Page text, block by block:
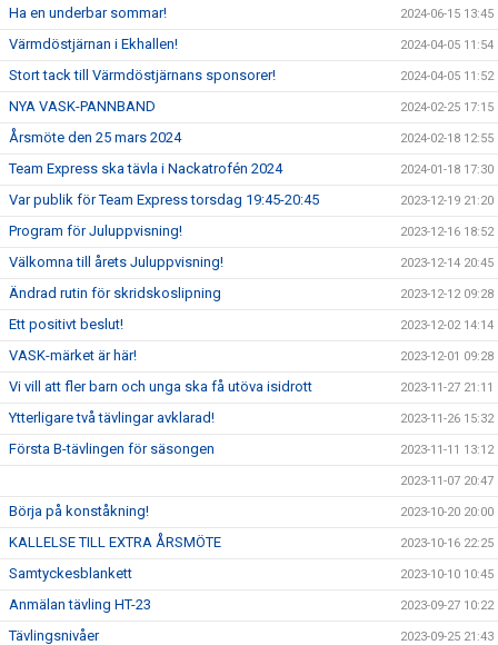
Ha en underbar sommar! 2024-06-15 13:45
Värmdöstjärnan i Ekhallen! 2024-04-05 11:54
Stort tack till Värmdöstjärnans sponsorer! 2024-04-05 11:52
NYA VASK-PANNBAND 2024-02-25 17:15
Årsmöte den 25 mars 2024 2024-02-18 12:55
Team Express ska tävla i Nackatrofén 2024 2024-01-18 17:30
Var publik för Team Express torsdag 19:45-20:45 2023-12-19 21:20
Program för Juluppvisning! 2023-12-16 18:52
Välkomna till årets Juluppvisning! 2023-12-14 20:45
Ändrad rutin för skridskoslipning 2023-12-12 09:28
Ett positivt beslut! 2023-12-02 14:14
VASK-märket är här! 2023-12-01 09:28
Vi vill att fler barn och unga ska få utöva isidrott 2023-11-27 21:11
Ytterligare två tävlingar avklarad! 2023-11-26 15:32
Första B-tävlingen för säsongen 2023-11-11 13:12
2023-11-07 20:47
Börja på konståkning! 2023-10-20 20:00
KALLELSE TILL EXTRA ÅRSMÖTE 2023-10-16 22:25
Samtyckesblankett 2023-10-10 10:45
Anmälan tävling HT-23 2023-09-27 10:22
Tävlingsnivåer 2023-09-25 21:43